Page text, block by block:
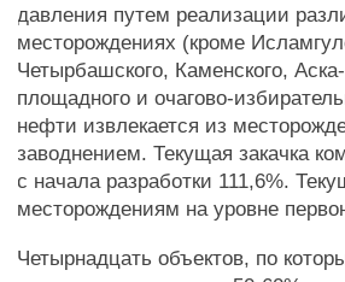
давления путем реализации
месторождениях (кроме
Четырбашского, Каменского,
площадного и очагово-
нефти извлекается из
заводнением. Текущая закачка
с начала разработки 111,6%.
месторождениям на уровне
Четырнадцать объектов, по